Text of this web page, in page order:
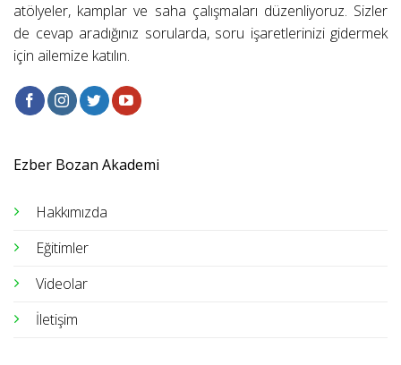
atölyeler, kamplar ve saha çalışmaları düzenliyoruz. Sizler
de cevap aradığınız sorularda, soru işaretlerinizi gidermek
için ailemize katılın.
Ezber Bozan Akademi
Hakkımızda
Eğitimler
Videolar
İletişim